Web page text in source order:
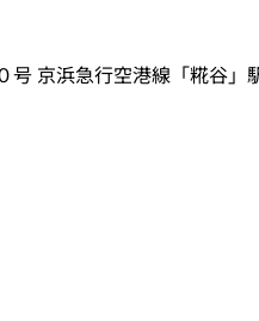
号 京浜急行空港線「糀谷